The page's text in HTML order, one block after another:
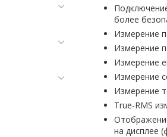
более
Измерение
Измерение
Измерение
Измерение
Измерение
True-RMS
на дисплее